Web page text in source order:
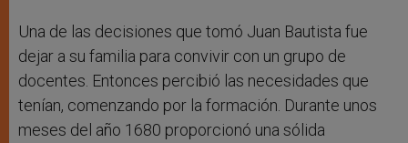
Una de las decisiones que tomó Juan Bautista fue
dejar a su familia para convivir con un grupo de
docentes. Entonces percibió las necesidades que
tenían, comenzando por la formación. Durante unos
meses del año 1680 proporcionó una sólida